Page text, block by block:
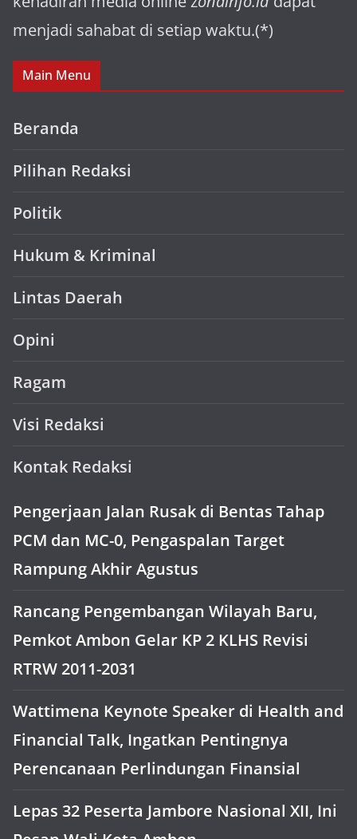
menjadi sahabat di setiap waktu.(*)
Main Menu
Beranda
Pilihan Redaksi
Politik
Hukum & Kriminal
Lintas Daerah
Opini
Ragam
Visi Redaksi
Kontak Redaksi
Pengerjaan Jalan Rusak di Bentas Tahap
PCM dan MC-0, Pengaspalan Target
Rampung Akhir Agustus
Rancang Pengembangan Wilayah Baru,
Pemkot Ambon Gelar KP 2 KLHS Revisi
RTRW 2011-2031
Wattimena Keynote Speaker di Health and
Financial Talk, Ingatkan Pentingnya
Perencanaan Perlindungan Finansial
Lepas 32 Peserta Jambore Nasional XII, Ini